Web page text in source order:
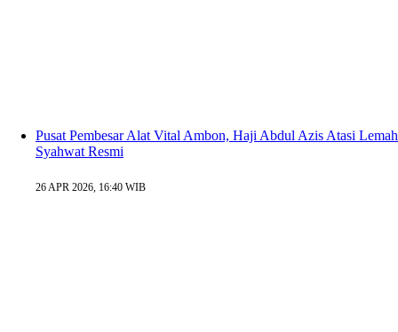
Pusat Pembesar Alat Vital Ambon, Haji Abdul Azis Atasi Lemah
Syahwat Resmi
26 APR 2026, 16:40 WIB